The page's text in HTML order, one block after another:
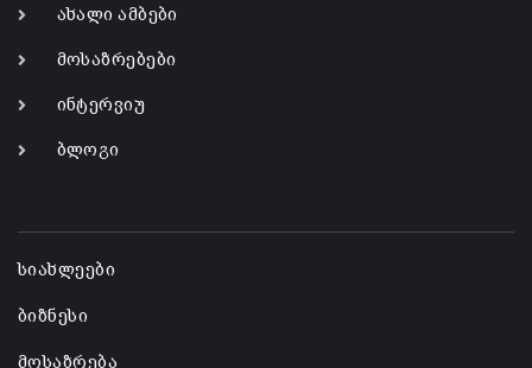
ახალი ამბები
მოსაზრებები
ინტერვიუ
ბლოგი
სიახლეები
ბიზნესი
მოსაზრება